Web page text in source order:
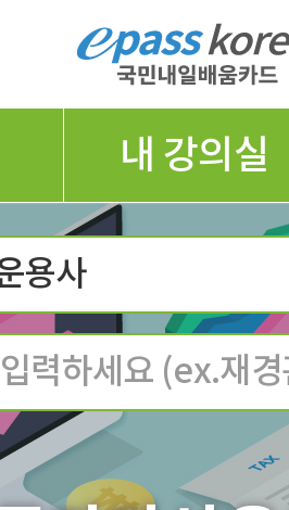
내 강의실
용사